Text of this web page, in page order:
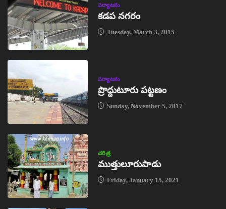
పర్యాటకం
కడప నగరం
Tuesday, March 3, 2015
పర్యాటకం
ప్రొద్దుటూరు పట్టణం
Sunday, November 5, 2017
చరిత్ర
ముత్తులూరుపాడు
Friday, January 15, 2021